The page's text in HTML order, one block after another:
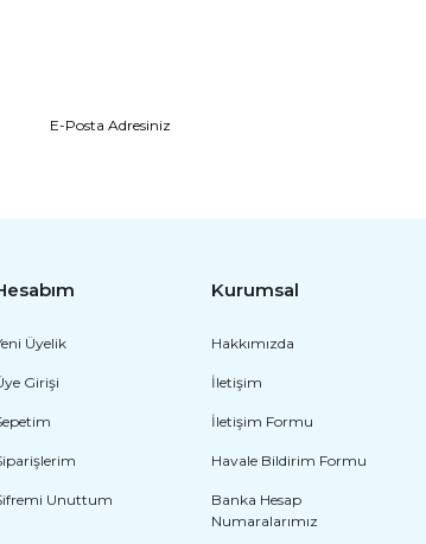
Üyelik
Girişi
Unuttum
Kurumsal
Hakkımızda
İletişim
İletişim Formu
Havale Bildirim Formu
Banka Hesap
Numaralarımız